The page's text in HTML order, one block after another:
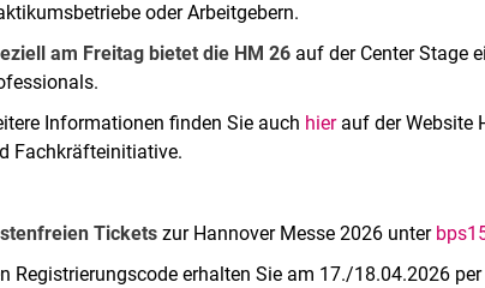
oder Arbeitgebern.
am Freitag bietet die HM 26 auf der Center Stage
Informationen finden Sie auch hierauf der Website
Fachkräfteinitiative.
Tickets zur Hannover Messe 2026 unter
Registrierungscode erhalten Sie am 17./18.04.2026